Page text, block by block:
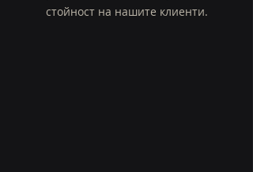
стойност на нашите клиенти.